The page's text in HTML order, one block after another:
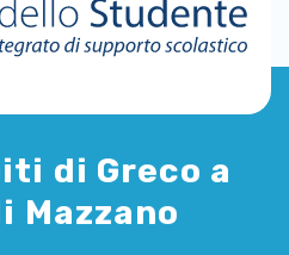
di Greco a
Mazzano